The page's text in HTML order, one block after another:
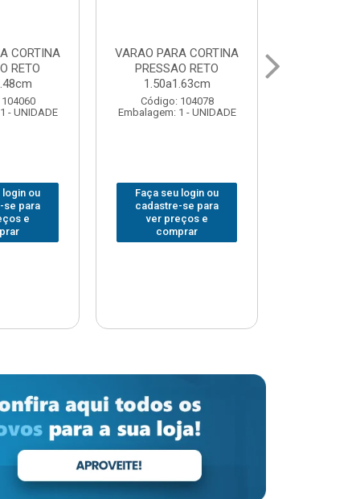
CORTINA
RETO
- UNIDADE
login ou
se para
e
VARAL PARA TETO
MAXEB ACO 1.40m
Código: 104086
Embalagem: 1 - UNIDADE
Faça seu login ou
cadastre-se para
ver preços e
comprar